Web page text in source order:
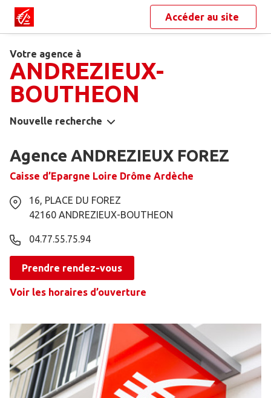
Accéder au site
Votre agence à
ANDREZIEUX-
BOUTHEON
Nouvelle recherche
Agence ANDREZIEUX FOREZ
Caisse d’Epargne Loire Drôme Ardèche
16, PLACE DU FOREZ
42160 ANDREZIEUX-BOUTHEON
04.77.55.75.94
Prendre rendez-vous
Voir les horaires d’ouverture